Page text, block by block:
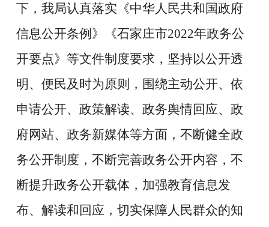
下，我局认真落实《中华人民共和国政府
信息公开条例》《石家庄市2022年政务公
开要点》等文件制度要求， 坚持以公开透
明、便民及时为原则，围绕主动公开、依
申请公开、政策解读、政务舆情回应、政
府网站、政务新媒体等方面，不断健全政
务公开制度，不断完善政务公开内容，不
断提升政务公开载体， 加强教育信息发
布、解读和回应， 切实保障人民群众的知